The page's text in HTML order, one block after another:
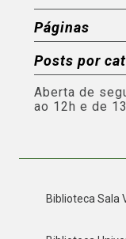
Páginas
Posts por
Aberta de
ao 12h e de
Biblioteca Sala